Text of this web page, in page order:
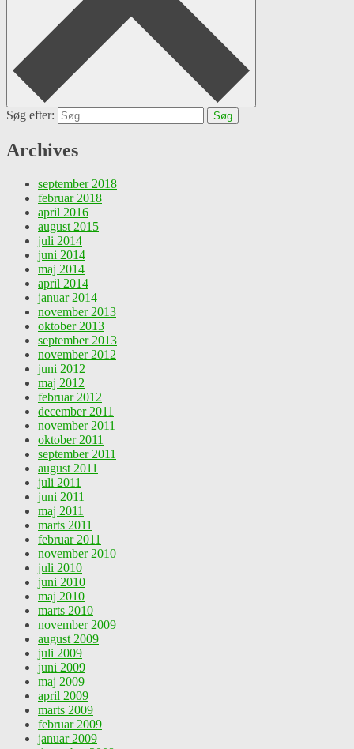
Søg efter:
Archives
september 2018
februar 2018
april 2016
august 2015
juli 2014
juni 2014
maj 2014
april 2014
januar 2014
november 2013
oktober 2013
september 2013
november 2012
juni 2012
maj 2012
februar 2012
december 2011
november 2011
oktober 2011
september 2011
august 2011
juli 2011
juni 2011
maj 2011
marts 2011
februar 2011
november 2010
juli 2010
juni 2010
maj 2010
marts 2010
november 2009
august 2009
juli 2009
juni 2009
maj 2009
april 2009
marts 2009
februar 2009
januar 2009